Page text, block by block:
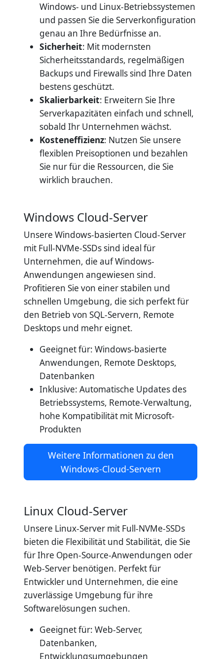
Windows- und Linux-Betriebssystemen
und passen Sie die Serverkonfiguration
genau an Ihre Bedürfnisse an.
Sicherheit: Mit modernsten
Sicherheitsstandards, regelmäßigen
Backups und Firewalls sind Ihre Daten
bestens geschützt.
Skalierbarkeit: Erweitern Sie Ihre
Serverkapazitäten einfach und schnell,
sobald Ihr Unternehmen wächst.
Kosteneffizienz: Nutzen Sie unsere
flexiblen Preisoptionen und bezahlen
Sie nur für die Ressourcen, die Sie
wirklich brauchen.
Windows Cloud-Server
Unsere Windows-basierten Cloud-Server
mit Full-NVMe-SSDs sind ideal für
Unternehmen, die auf Windows-
Anwendungen angewiesen sind.
Profitieren Sie von einer stabilen und
schnellen Umgebung, die sich perfekt für
den Betrieb von SQL-Servern, Remote
Desktops und mehr eignet.
Geeignet für: Windows-basierte
Anwendungen, Remote Desktops,
Datenbanken
Inklusive: Automatische Updates des
Betriebssystems, Remote-Verwaltung,
hohe Kompatibilität mit Microsoft-
Produkten
Weitere Informationen zu den
Windows-Cloud-Servern
Linux Cloud-Server
Unsere Linux-Server mit Full-NVMe-SSDs
bieten die Flexibilität und Stabilität, die Sie
für Ihre Open-Source-Anwendungen oder
Web-Server benötigen. Perfekt für
Entwickler und Unternehmen, die eine
zuverlässige Umgebung für ihre
Softwarelösungen suchen.
Geeignet für: Web-Server,
Datenbanken,
Entwicklungsumgebungen